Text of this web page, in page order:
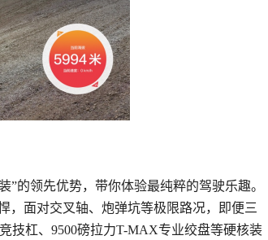
的领先优势，带你体验最纯粹的驾驶乐趣。
，面对交叉轴、炮弹坑等极限路况，即便三
技杠、9500磅拉力T-MAX专业绞盘等硬核装